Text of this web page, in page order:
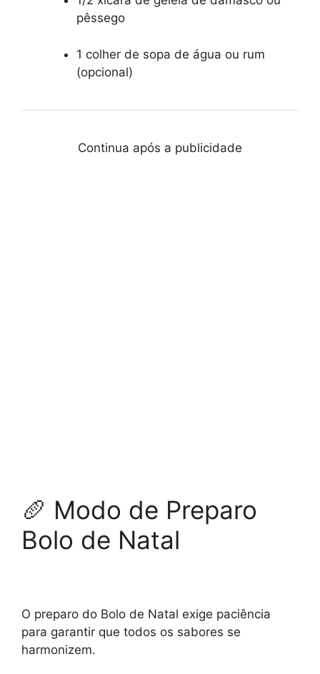
pêssego
1 colher de sopa de água ou rum
(opcional)
Continua após a publicidade
🥖 Modo de Preparo
Bolo de Natal
O preparo do Bolo de Natal exige paciência
para garantir que todos os sabores se
harmonizem.